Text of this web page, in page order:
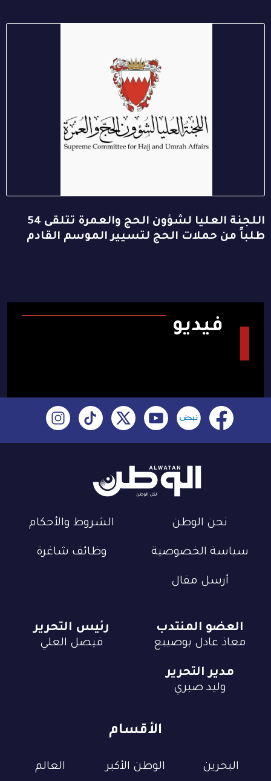
اللجنة العليا لشؤون الحج والعمرة تتلقى 54
طلباً من حملات الحج لتسيير الموسم القادم
فيديو
نحن الوطن الشروط والأحكام
سياسة الخصوصية وظائف شاغرة
أرسل مقال
الأقسام
البحرين الوطن الأكبر العالم
العضو المنتدب
معاذ عادل بوصيبع
رئيس التحرير
فيصل العلي
مدير التحرير
وليد صبري